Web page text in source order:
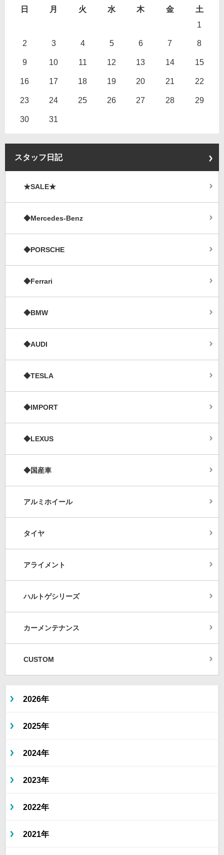
日 月 火 水 木 金
土
1
2 3 4 5 6 7 8
9 10 11 12 13 14 15
16 17 18 19 20 21 22
23 24 25 26 27 28 29
30 31
スタッフ日記
★SALE★
◆Mercedes-Benz
◆PORSCHE
◆Ferrari
◆BMW
◆AUDI
◆TESLA
◆IMPORT
◆LEXUS
◆国産車
アルミホイール
タイヤ
アライメント
ハルトゲシリーズ
カーメンテナンス
CUSTOM
2026年
2025年
2024年
2023年
2022年
2021年